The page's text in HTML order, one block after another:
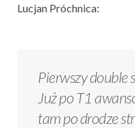
Lucjan Próchnica:
Pierwszy double
Już po T1
tam po drodze